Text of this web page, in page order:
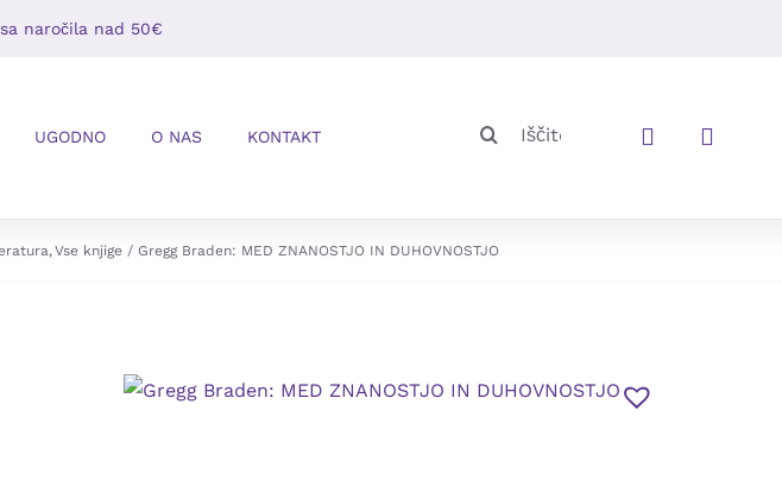
naročila nad 50€
UGODNO O NAS KONTAKT
Vse knjige Gregg Braden: MED ZNANOSTJO IN DUHOVNOSTJO